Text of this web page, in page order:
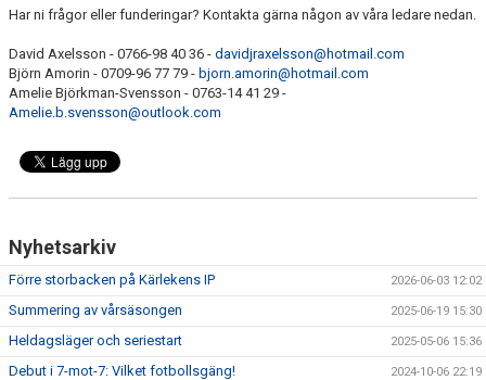
Har ni frågor eller funderingar? Kontakta gärna någon av våra ledare nedan.
David Axelsson - 0766-98 40 36 - davidjraxelsson@hotmail.com
Björn Amorin - 0709-96 77 79 - bjorn.amorin@hotmail.com
Amelie Björkman-Svensson - 0763-14 41 29 -
Amelie.b.svensson@outlook.com
Nyhetsarkiv
Förre storbacken på Kärlekens IP 2026-06-03 12:02
Summering av vårsäsongen 2025-06-19 15:30
Heldagsläger och seriestart 2025-05-06 15:36
Debut i 7-mot-7: Vilket fotbollsgäng! 2024-10-06 22:19